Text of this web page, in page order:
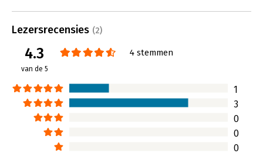
Lezersrecensies (2)
4.3
van de 5
4 stemmen
1
3
0
0
0